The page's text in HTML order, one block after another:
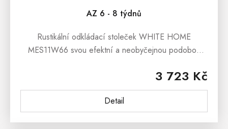
AZ 6 - 8 týdnů
3 723 Kč
Detail
Rustikální odkládací stoleček WHITE HOME
MES11W66 svou efektní a neobyčejnou podobou
design. Je vyroben z masivního...